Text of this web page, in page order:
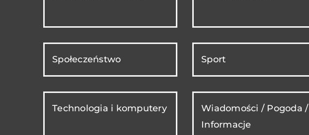
Społeczeństwo Sport
Technologia i komputery
Wiadomości / Pogoda /
Informacje